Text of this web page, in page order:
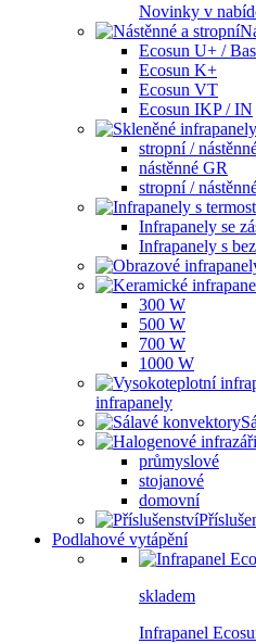
Novinky v
Ecosun U+ /
Ecosun K+
Ecosun VT
Ecosun IKP / IN
stropní /
nástěnné GR
stropní /
Infrapanely se
Infrapanely s
300 W
500 W
700 W
1000 W
infrapanely
průmyslové
stojanové
domovní
Podlahové vytápění
skladem
Infrapanel